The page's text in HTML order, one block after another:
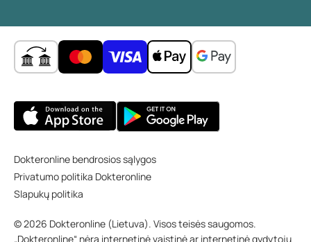
Dokteronline bendrosios sąlygos
Privatumo politika Dokteronline
Slapukų politika
© 2026 Dokteronline (Lietuva). Visos teisės saugomos.
„Dokteronline“ nėra internetinė vaistinė ar internetinė gydytojų